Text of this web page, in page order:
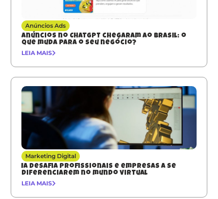
Anúncios Ads
Anúncios no ChatGPT chegaram ao Brasil: o
que muda para o seu negócio?
LEIA MAIS
Marketing Digital
IA desafia profissionais e empresas a se
diferenciarem no mundo virtual
LEIA MAIS